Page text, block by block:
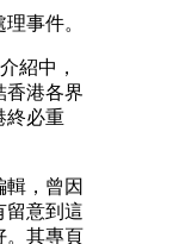
事件。
紹中，
香港各界
終必重
，曾因
留意到這
。其專頁